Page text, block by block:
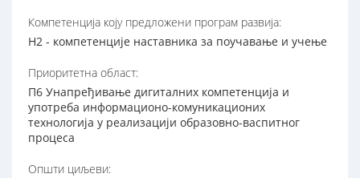
Компетенција коју предложени програм развија:
Н2 - компетенције наставника за поучавање и учење
Приоритетна област:
П6 Унапређивање дигиталних компетенција и
употреба информационо-комуникационих
технологија у реализацији образовно-васпитног
процеса
Општи циљеви: